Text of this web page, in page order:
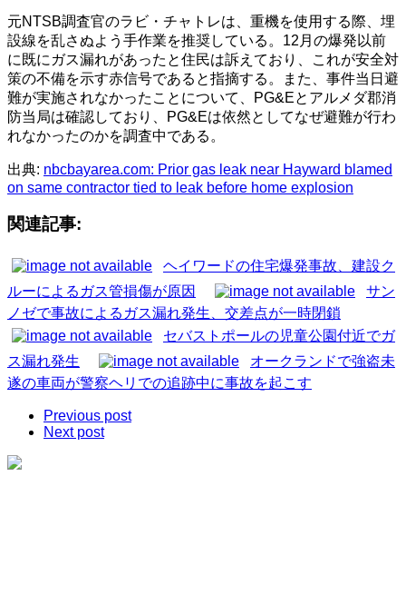
元NTSB調査官のラビ・チャトレは、重機を使用する際、埋
設線を乱さぬよう手作業を推奨している。12月の爆発以前
に既にガス漏れがあったと住民は訴えており、これが安全対
策の不備を示す赤信号であると指摘する。また、事件当日避
難が実施されなかったことについて、PG&Eとアルメダ郡消
防当局は確認しており、PG&Eは依然としてなぜ避難が行わ
れなかったのかを調査中である。
出典: nbcbayarea.com: Prior gas leak near Hayward blamed
on same contractor tied to leak before home explosion
関連記事:
ヘイワードの住宅爆発事故、建設ク
ルーによるガス管損傷が原因
サン
ノゼで事故によるガス漏れ発生、交差点が一時閉鎖
セバストポールの児童公園付近でガ
ス漏れ発生
オークランドで強盗未
遂の車両が警察ヘリでの追跡中に事故を起こす
Previous post
Next post